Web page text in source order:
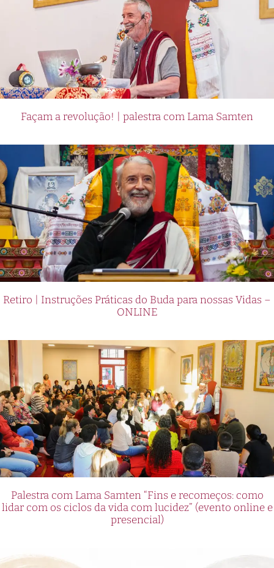
Façam a revolução! | palestra com Lama Samten
Retiro | Instruções Práticas do Buda para nossas Vidas –
ONLINE
Palestra com Lama Samten “Fins e recomeços: como
lidar com os ciclos da vida com lucidez” (evento online e
presencial)